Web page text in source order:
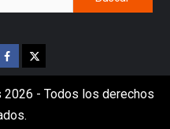
- Todos los derechos